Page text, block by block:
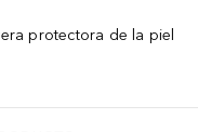
protectora de la piel